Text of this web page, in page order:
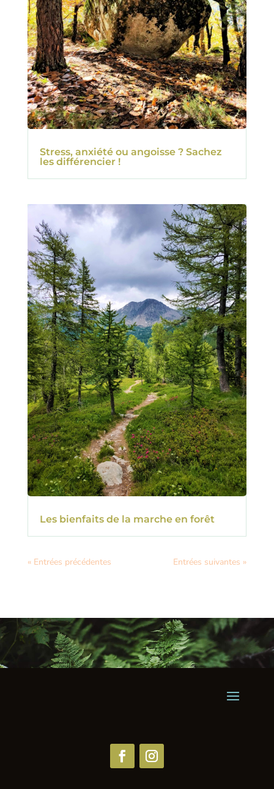
Stress, anxiété ou angoisse ? Sachez
les différencier !
Les bienfaits de la marche en forêt
« Entrées précédentes Entrées suivantes »